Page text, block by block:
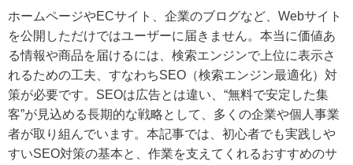
ホームページやECサイト、企業のブログなど、Webサイト
を公開しただけではユーザーに届きません。本当に価値あ
る情報や商品を届けるには、検索エンジンで上位に表示さ
れるための工夫、すなわちSEO（検索エンジン最適化）対
策が必要です。SEOは広告とは違い、“無料で安定した集
客”が見込める長期的な戦略として、多くの企業や個人事業
者が取り組んでいます。本記事では、初心者でも実践しや
すいSEO対策の基本と、作業を支えてくれるおすすめのサ